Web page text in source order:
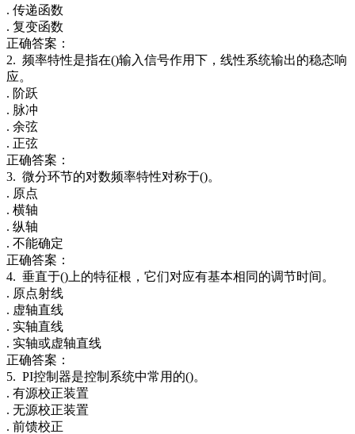
. 传递函数
. 复变函数
正确答案：
2. 频率特性是指在()输入信号作用下，线性系统输出的稳态响
应。
. 阶跃
. 脉冲
. 余弦
. 正弦
正确答案：
3. 微分环节的对数频率特性对称于()。
. 原点
. 横轴
. 纵轴
. 不能确定
正确答案：
4. 垂直于()上的特征根，它们对应有基本相同的调节时间。
. 原点射线
. 虚轴直线
. 实轴直线
. 实轴或虚轴直线
正确答案：
5. PI控制器是控制系统中常用的()。
. 有源校正装置
. 无源校正装置
. 前馈校正